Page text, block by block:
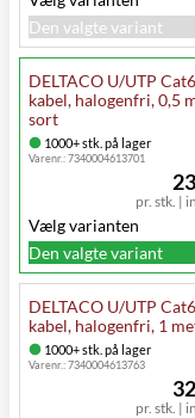
Den valgte variant
DELTACO U/UTP
kabel, halogenfri, 0,5
sort
1000+ stk. på lager
Varenr.:7340004613701
pr. stk. |
Vælg varianten
Den valgte variant
DELTACO U/UTP
kabel, halogenfri, 1
1000+ stk. på lager
Varenr.:7340004613763
pr. stk. |